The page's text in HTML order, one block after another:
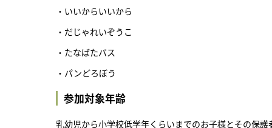
・いいからいいから
・だじゃれいぞうこ
・たなばたバス
・パンどろぼう
参加対象年齢
乳幼児から小学校低学年くらいまでのお子様とその保護